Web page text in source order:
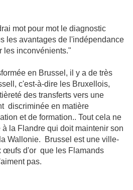
mot pour mot le diagnostic
les avantages de l'indépendance
les inconvénients."
en Brussel, il y a de très
c'est-à-dire les Bruxellois,
des transferts vers une
discriminée en matière
et de formation.. Tout cela ne
la Flandre qui doit maintenir son
Wallonie. Brussel est une ville-
œufs d'or que les Flamands
pas.